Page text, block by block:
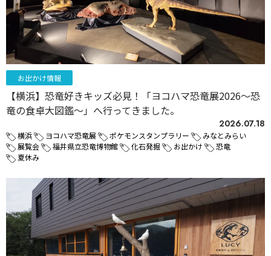
お出かけ情報
【横浜】恐竜好きキッズ必見！「ヨコハマ恐竜展2026～恐
竜の食卓大図鑑～」へ行ってきました。
2026.07.18
横浜 ヨコハマ恐竜展 ポケモンスタンプラリー
みなとみらい
展覧会
福井県立恐竜博物館 化石発掘 お出かけ
恐竜
夏休み